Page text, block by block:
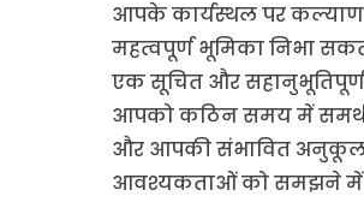
आपके कार्यस्थल पर
महत्वपूर्ण भूमिका निभा
एक सूचित और
आपको कठिन समय में
और आपकी संभावित
आवश्यकताओं को समझने में